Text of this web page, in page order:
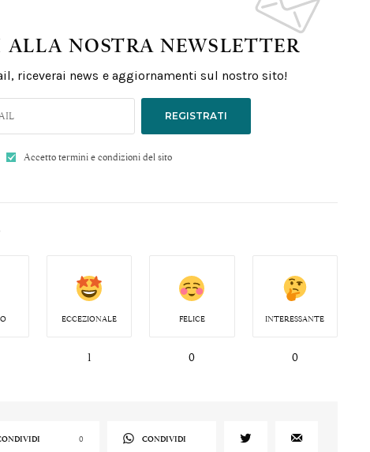
ALLA NOSTRA NEWSLETTER
riceverai news e aggiornamenti sul nostro sito!
REGISTRATI
Accetto termini e condizioni del sito
ECCEZIONALE
1
FELICE
0
INTERESSANTE
0
0 CONDIVIDI